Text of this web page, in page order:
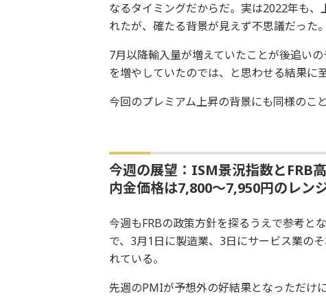
なるタイミングだからだ。実は2022年も
れたが、確たる背景が見えず不思議だった。
7月以降輸入量が増えていたことが後追い
を増やしていたのでは、と思わせる結果に至
今回のプレミアム上昇の背景にも同様のこ
今週の展望：ISM景況指数とFRB
内金価格は7,800～7,950円のレン
今週もFRBの政策方針を探るうえで参考と
で、3月1日に製造業、3日にサービス業の
れている。
先週のPMIが予想外の好結果となっただけ